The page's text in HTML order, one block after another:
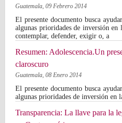
Guatemala, 09 Febrero 2014
El presente documento busca
algunas prioridades de inversión en
contemplar, defender, exigir o, a
Resumen: Adolescencia.Un
claroscuro
Guatemala, 08 Enero 2014
El presente documento busca
algunas prioridades de inversión en
Transparencia: La llave para la